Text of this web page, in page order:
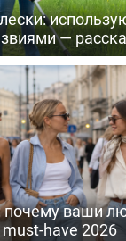
—
почему ваши
have 2026